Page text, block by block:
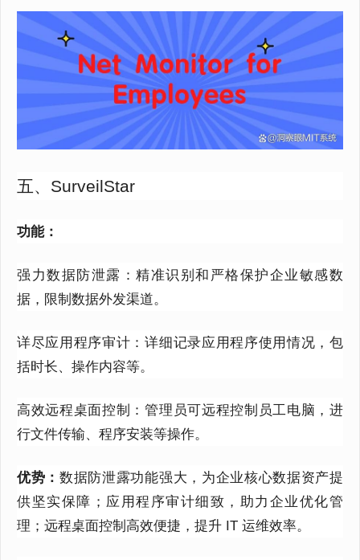
五、SurveilStar
功能：
强力数据防泄露：精准识别和严格保护企业敏感数
据，限制数据外发渠道。
详尽应用程序审计：详细记录应用程序使用情况，包
括时长、操作内容等。
高效远程桌面控制：管理员可远程控制员工电脑，进
行文件传输、程序安装等操作。
优势：数据防泄露功能强大，为企业核心数据资产提
供坚实保障；应用程序审计细致，助力企业优化管
理；远程桌面控制高效便捷，提升 IT 运维效率。